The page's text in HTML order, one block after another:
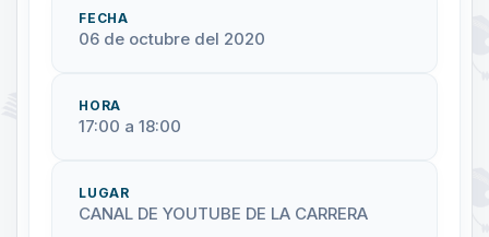
FECHA
06 de octubre del 2020
HORA
17:00 a 18:00
LUGAR
CANAL DE YOUTUBE DE LA CARRERA